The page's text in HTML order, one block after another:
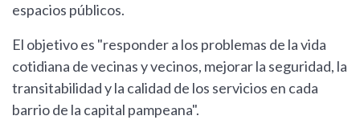
espacios públicos.
El objetivo es "responder a los problemas de la vida
cotidiana de vecinas y vecinos, mejorar la seguridad, la
transitabilidad y la calidad de los servicios en cada
barrio de la capital pampeana".